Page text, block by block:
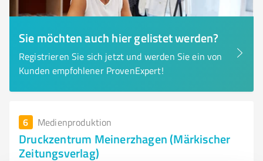
Sie möchten auch hier gelistet werden?
Registrieren Sie sich jetzt und werden Sie ein von
Kunden empfohlener ProvenExpert!
6 Medienproduktion
Druckzentrum Meinerzhagen (Märkischer
Zeitungsverlag)